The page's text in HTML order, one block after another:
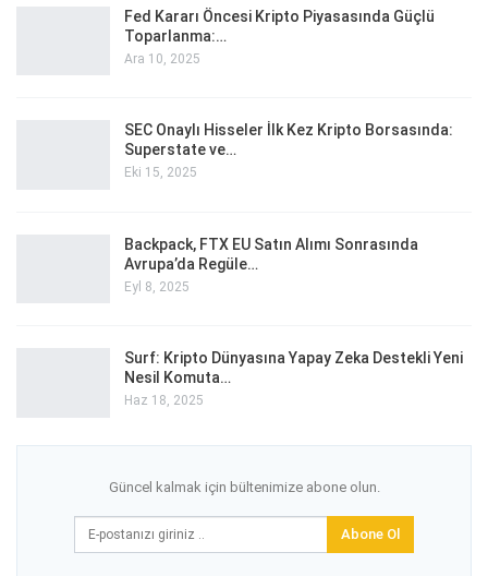
Fed Kararı Öncesi Kripto Piyasasında Güçlü
Toparlanma:…
Ara 10, 2025
SEC Onaylı Hisseler İlk Kez Kripto Borsasında:
Superstate ve…
Eki 15, 2025
Backpack, FTX EU Satın Alımı Sonrasında
Avrupa’da Regüle…
Eyl 8, 2025
Surf: Kripto Dünyasına Yapay Zeka Destekli Yeni
Nesil Komuta…
Haz 18, 2025
Güncel kalmak için bültenimize abone olun.
Abone Ol